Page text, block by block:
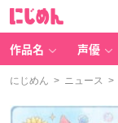
作品名 声優
にじめん > ニュース >